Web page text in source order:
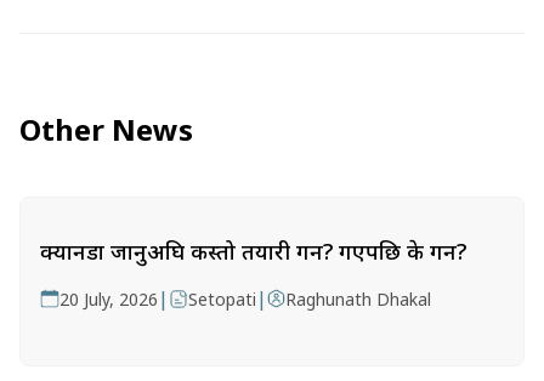
Other News
क्यानडा जानुअघि कस्तो तयारी गर्ने? गएपछि के गर्ने?
20 July, 2026 | Setopati | Raghunath Dhakal